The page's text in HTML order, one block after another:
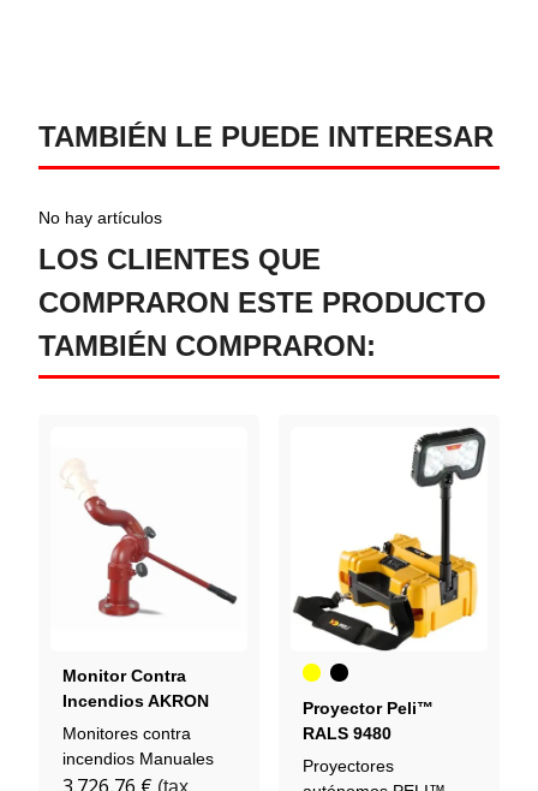
TAMBIÉN LE PUEDE INTERESAR
No hay artículos
LOS CLIENTES QUE
COMPRARON ESTE PRODUCTO
TAMBIÉN COMPRARON:
Monitor Contra
Incendios AKRON
Omega 3526
Monitores contra
incendios Manuales
Amarillo
Negro
Proyector Peli™
RALS 9480
Proyectores